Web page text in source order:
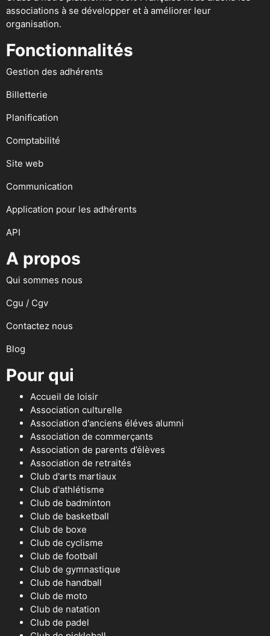
associations à se développer et à améliorer leur
organisation.
Fonctionnalités
Gestion des adhérents
Billetterie
Planification
Comptabilité
Site web
Communication
Application pour les adhérents
API
A propos
Qui sommes nous
Cgu / Cgv
Contactez nous
Blog
Pour qui
Accueil de loisir
Association culturelle
Association d'anciens éléves alumni
Association de commerçants
Association de parents d’élèves
Association de retraités
Club d'arts martiaux
Club d'athlétisme
Club de badminton
Club de basketball
Club de boxe
Club de cyclisme
Club de football
Club de gymnastique
Club de handball
Club de moto
Club de natation
Club de padel